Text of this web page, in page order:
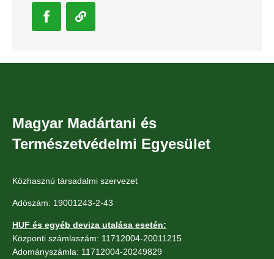
Magyar Madártani és
Természetvédelmi Egyesület
Közhasznú társadalmi szervezet
Adószám: 19001243-2-43
HUF és egyéb deviza utalása esetén:
Központi számlaszám: 11712004-20011215
Adományszámla: 11712004-20249829